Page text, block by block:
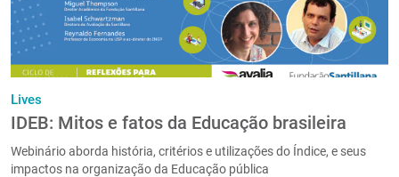
Lives
IDEB: Mitos e fatos da Educação brasileira
Webinário aborda história, critérios e utilizações do Índice, e seus
impactos na organização da Educação pública